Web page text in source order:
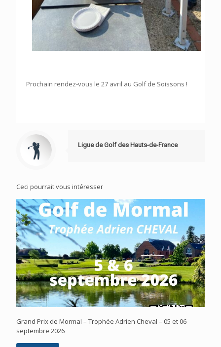
Prochain rendez-vous le 27 avril au Golf de Soissons !
Ligue de Golf des Hauts-de-France
Ceci pourrait vous intéresser
Grand Prix de Mormal – Trophée Adrien Cheval – 05 et 06
septembre 2026